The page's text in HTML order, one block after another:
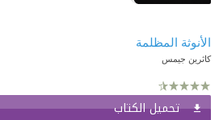
الأنوثة المظلمة
كاثرين جيمس
تحميل الكتاب